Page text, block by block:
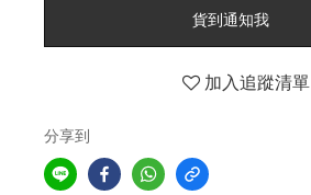
貨到通知我
加入追蹤清單
分享到